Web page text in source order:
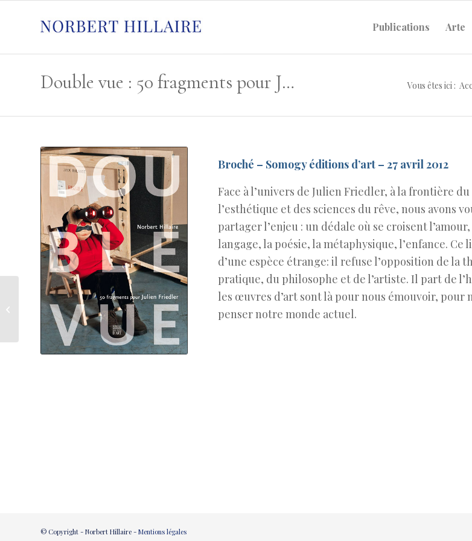
Publications Arte
Double vue : 50 fragments pour Julien Friedler Vous êtes ici :
Broché – Somogy éditions d’art – 27 avril 2012
Face à l’univers de Julien Friedler, à la frontière du
l’esthétique et des sciences du rêve, nous avons
partager l’enjeu : un dédale où se croisent
langage, la poésie, la métaphysique, l’enfance. Ce
d’une espèce étrange: il refuse l’opposition de la
pratique, du philosophe et de l’artiste. Il part de
les œuvres d’art sont là pour nous émouvoir, pour
penser notre monde actuel.
© Copyright - Norbert Hillaire - Mentions légales
Ouverture du séminaire « l’art peut-
il nous aider à vivre ensemble ? �...